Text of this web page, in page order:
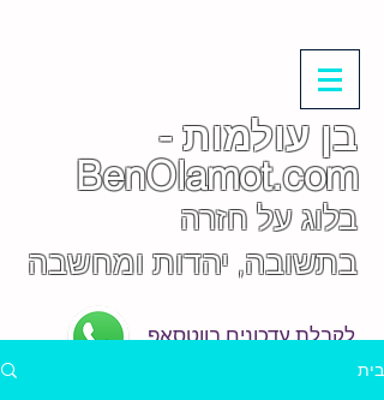
בן עולמות -
BenOlamot.com
בלוג על חזרה
בתשובה, יהדות ומחשבה
לקבלת עדכונים בווטסאפ
בית